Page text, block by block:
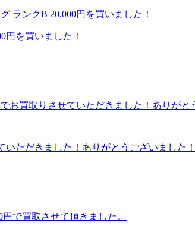
を買いました！
ただきました！ありがとうございました！